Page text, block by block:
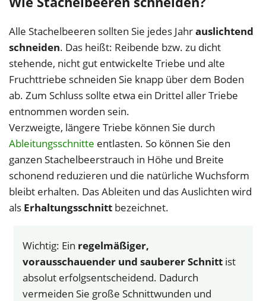
Alle Stachelbeeren sollten Sie jedes Jahrauslichtend
schneiden. Das heißt: Reibende bzw. zu dicht
stehende, nicht gut entwickelte Triebe und alte
Fruchttriebe schneiden Sie knapp über dem Boden
ab. Zum Schluss sollte etwa ein Drittel aller Triebe
entnommen worden sein.
Verzweigte, längere Triebe können Sie durch
Ableitungsschnitte entlasten. So können Sie den
ganzen Stachelbeerstrauch in Höhe und Breite
schonend reduzieren und die natürliche Wuchsform
bleibt erhalten. Das Ableiten und das Auslichten wird
als Erhaltungsschnitt bezeichnet.
Wichtig: Ein regelmäßiger,
vorausschauender und sauberer Schnittist
absolut erfolgsentscheidend. Dadurch
vermeiden Sie große Schnittwunden und